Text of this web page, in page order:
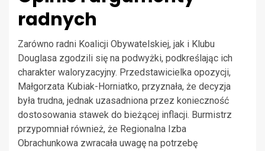
radnych
Zarówno radni Koalicji Obywatelskiej, jak i Klubu
Douglasa zgodzili się na podwyżki, podkreślając ich
charakter waloryzacyjny. Przedstawicielka opozycji,
Małgorzata Kubiak-Horniatko, przyznała, że decyzja
była trudna, jednak uzasadniona przez konieczność
dostosowania stawek do bieżącej inflacji. Burmistrz
przypomniał również, że Regionalna Izba
Obrachunkowa zwracała uwagę na potrzebę